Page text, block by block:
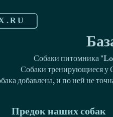
Собаки питомника
Собаки тренирующиеся у
добавлена, и по ней не
Предок наших собак